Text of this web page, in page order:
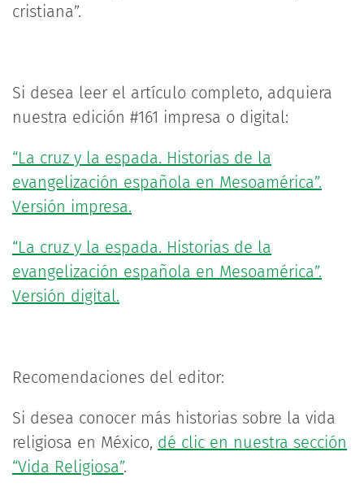
cristiana”.
Si desea leer el artículo completo, adquiera
nuestra edición #161 impresa o digital:
“La cruz y la espada. Historias de la
evangelización española en Mesoamérica”.
Versión impresa.
“La cruz y la espada. Historias de la
evangelización española en Mesoamérica”.
Versión digital.
Recomendaciones del editor:
Si desea conocer más historias sobre la vida
religiosa en México, dé clic en nuestra sección
“Vida Religiosa”.